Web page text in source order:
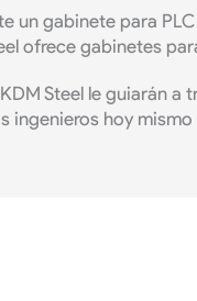
un gabinete para
ofrece gabinetes
Steel le guiarán
ingenieros hoy